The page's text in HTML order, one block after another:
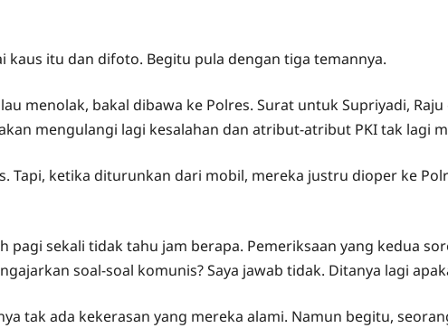
kaus itu dan difoto. Begitu pula dengan tiga temannya.
menolak, bakal dibawa ke Polres. Surat untuk Supriyadi, Raju
mengulangi lagi kesalahan dan atribut-atribut PKI tak lagi
ketika diturunkan dari mobil, mereka justru dioper ke
pagi sekali tidak tahu jam berapa. Pemeriksaan yang kedua
soal-soal komunis? Saya jawab tidak. Ditanya lagi
tak ada kekerasan yang mereka alami. Namun begitu,